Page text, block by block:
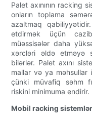
Palet axınının racking
onların toplama
azaltmaq
etdirmək üçün
müəssisələr daha
xərcləri əldə etməyə
bilərlər. Palet axını
mallar və ya məhsullar
çünki müvafiq səhm
riskini minimuma endirir.
Mobil racking